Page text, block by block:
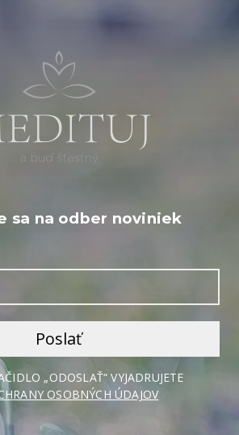
sa na odber noviniek
„ODOSLAŤ“ VYJADRUJETE
OSOBNÝCH ÚDAJOV